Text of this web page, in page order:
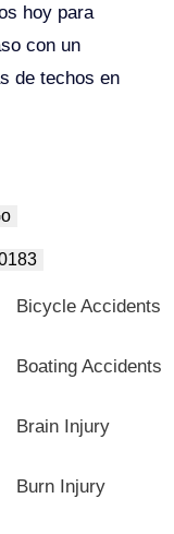
hoy para
con un
de techos en
Bicycle Accidents
Boating Accidents
Brain Injury
Burn Injury